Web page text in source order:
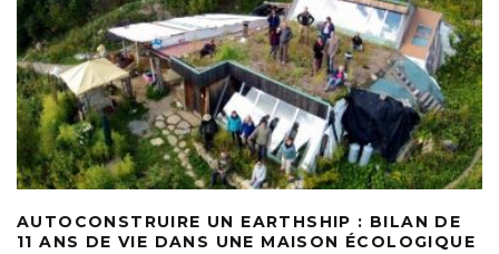
AUTOCONSTRUIRE UN EARTHSHIP : BILAN DE
11 ANS DE VIE DANS UNE MAISON ÉCOLOGIQUE